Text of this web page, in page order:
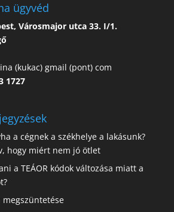
ügyvéd
Városmajor utca 33. I/1.
(kukac) gmail (pont) com
1727
a cégnek a székhelye a lakásunk?
hogy miért nem jó ötlet
a TEÁOR kódok változása miatt a